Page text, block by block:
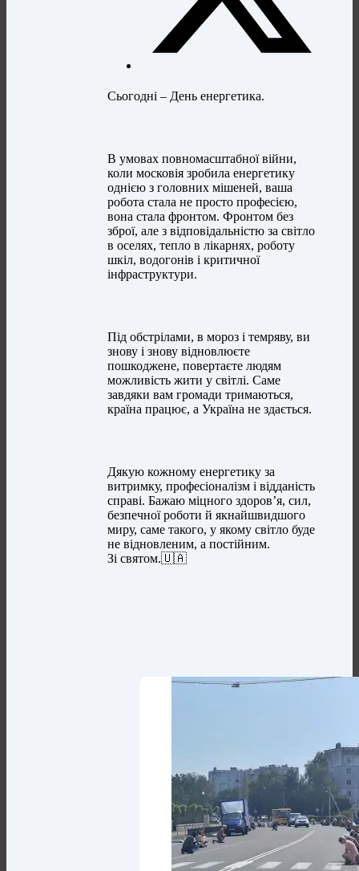
Сьогодні – День енергетика.
В умовах повномасштабної війни,
коли московія зробила енергетику
однією з головних мішеней, ваша
робота стала не просто професією,
вона стала фронтом. Фронтом без
зброї, але з відповідальністю за світло
в оселях, тепло в лікарнях, роботу
шкіл, водогонів і критичної
інфраструктури.
Під обстрілами, в мороз і темряву, ви
знову і знову відновлюєте
пошкоджене, повертаєте людям
можливість жити у світлі. Саме
завдяки вам громади тримаються,
країна працює, а Україна не здається.
Дякую кожному енергетику за
витримку, професіоналізм і відданість
справі. Бажаю міцного здоров’я, сил,
безпечної роботи й якнайшвидшого
миру, саме такого, у якому світло буде
не відновленим, а постійним.
Зі святом.🇺🇦